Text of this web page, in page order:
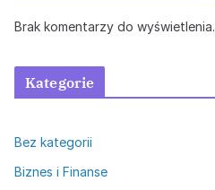
Brak komentarzy do wyświetlenia.
Kategorie
Bez kategorii
Biznes i Finanse